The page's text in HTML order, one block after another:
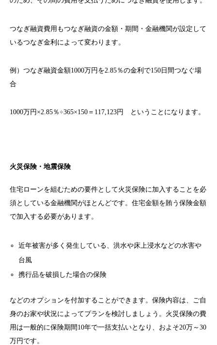
つなぎ融資費用もつなぎ融資の金額・期間・金融機関が設定して
いるつなぎ金利によって変わります。
例）つなぎ融資金額1000万円を2.85％の金利で150日間つなぐ場
合
1000万円×2.85％÷365×150＝117,123円 ということになります。
火災保険・地震保険
住宅ローンを組むための要件として火災保険に加入することを必
須としている金融機関がほとんどです。住宅金額を賄う保険金額
で加入する必要があります。
近年被害が多く発生している、洪水や床上浸水などの水害や
台風
携行品を破損した場合の保険
などのオプションを付加することができます。 保険内容は、ご自
身のお家や状況によってプランを検討しましょう。 火災保険の費
用は一般的に保険期間10年で一括支払いとなり、およそ20万～30
万円です。